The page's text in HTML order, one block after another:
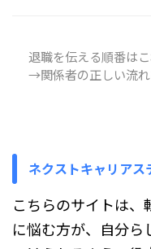
て、ちょうどいい時期は変
きます。 たとえば、後任探
退職を伝える順番は
→関係者の正しい流
ネクストキャリア
こちらのサイトは
に悩む方が、自分ら